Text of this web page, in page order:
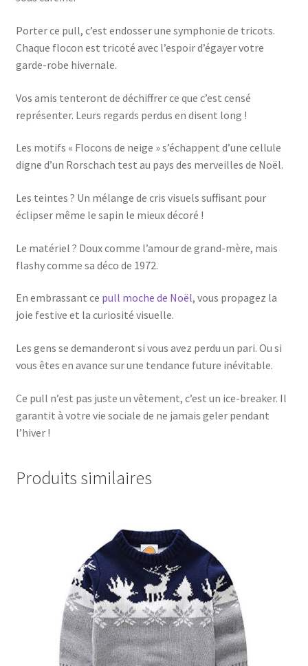
Porter ce pull, c’est endosser une symphonie de tricots.
Chaque flocon est tricoté avec l’espoir d’égayer votre
garde-robe hivernale.
Vos amis tenteront de déchiffrer ce que c’est censé
représenter. Leurs regards perdus en disent long !
Les motifs « Flocons de neige » s’échappent d’une cellule
digne d’un Rorschach test au pays des merveilles de Noël.
Les teintes ? Un mélange de cris visuels suffisant pour
éclipser même le sapin le mieux décoré !
Le matériel ? Doux comme l’amour de grand-mère, mais
flashy comme sa déco de 1972.
En embrassant ce pull moche de Noël, vous propagez la
joie festive et la curiosité visuelle.
Les gens se demanderont si vous avez perdu un pari. Ou si
vous êtes en avance sur une tendance future inévitable.
Ce pull n’est pas juste un vêtement, c’est un ice-breaker. Il
garantit à votre vie sociale de ne jamais geler pendant
l’hiver !
Produits similaires